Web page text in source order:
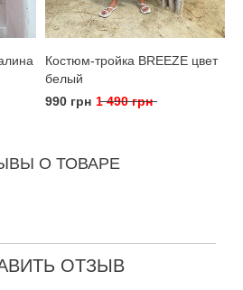
Костюм-тройка BREEZE цвет
белый
990 грн 1 490 грн
О ТОВАРЕ
ОТЗЫВ